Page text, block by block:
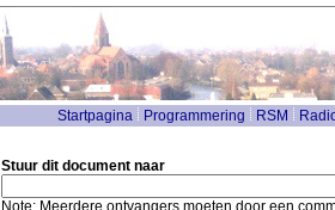
Startpagina Programmering RSM
Stuur dit document naar
Note: Meerdere ontvangers moeten door een